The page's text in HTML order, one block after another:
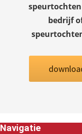
bedrijf
Navigatie